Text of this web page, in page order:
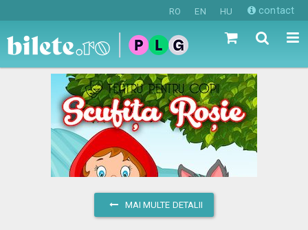
RO EN HU contact
MAI MULTE DETALII